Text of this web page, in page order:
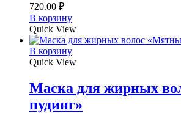
720.00 ₽
В корзину
Quick View
В корзину
Quick View
Маска для жирных
пудинг»